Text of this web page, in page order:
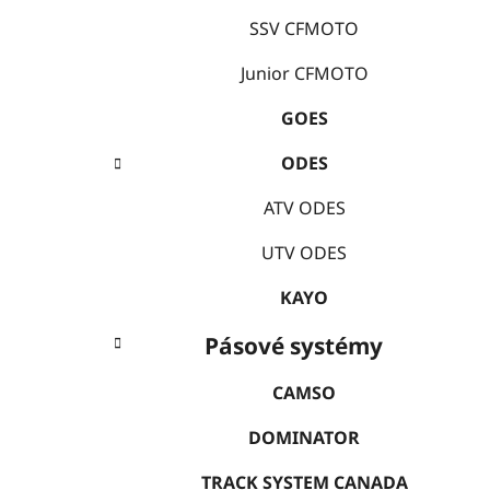
SSV CFMOTO
Junior CFMOTO
GOES
ODES
ATV ODES
UTV ODES
KAYO
Pásové systémy
CAMSO
DOMINATOR
TRACK SYSTEM CANADA